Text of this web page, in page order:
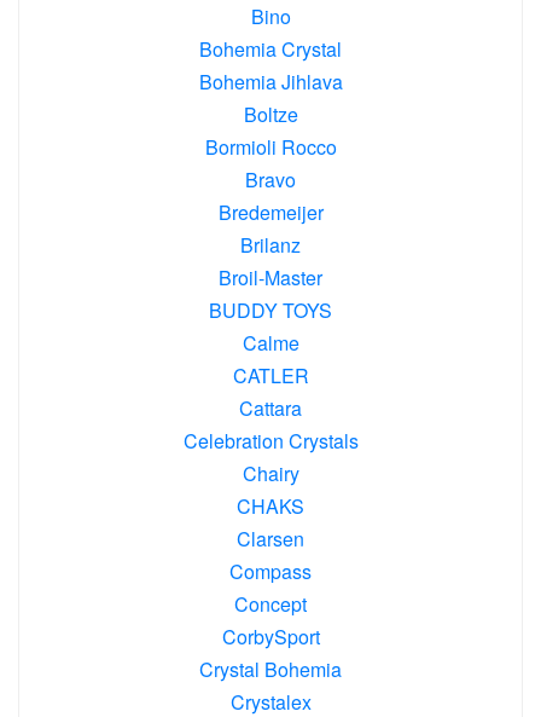
Bino
Bohemia Crystal
Bohemia Jihlava
Boltze
Bormioli Rocco
Bravo
Bredemeijer
Brilanz
Broil-Master
BUDDY TOYS
Calme
CATLER
Cattara
Celebration Crystals
Chairy
CHAKS
Clarsen
Compass
Concept
CorbySport
Crystal Bohemia
Crystalex